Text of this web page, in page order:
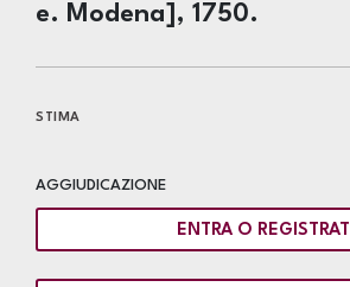
e. Modena], 1750.
STIMA
AGGIUDICAZIONE
ENTRA O REGISTRATI